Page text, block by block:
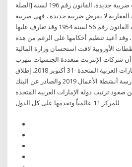
الصلة] الضريبة العقارية ليست ضريبة جديدة. القانون رقم 196 لسنة
العقارية لا يفرض ضريبة جديدة ، فهى ضريبة
مفروضة بالفعل بموجب القانون رقم 56 لسنة 1954 وقد تعارف عليها
، وقد أعيد تنظيم أحكامها على الرغم من هذه
الأوروبية لاقت استحسان وزارة المالية
أن شركات الإنترنت متعددة الجنسيات تتهرب
من دفع الضرائب. دبي، الإمارات العربية المتحدة -31 أكتوبر 2018. إطلاق
أحدث إصدار لتقرير ممارسة أنشطة الأعمال 2019 والصادر عن البنك
ترتيب دولة الإمارات العربية المتحدة
للمركز 11 عالمياً وتقدمها على كل الدول